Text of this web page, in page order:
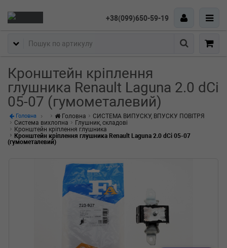
+38(099)650-59-19
Пошук
Кронштейн кріплення
глушника Renault Laguna 2.0 dCi
05-07 (гумометалевий)
Головна Головна
СИСТЕМА ВИПУСКУ, ВПУСКУ ПОВІТРЯ
Система вихлопна
Глушник, складові
Кронштейн кріплення глушника
Кронштейн кріплення глушника Renault Laguna 2.0 dCi 05-07
(гумометалевий)